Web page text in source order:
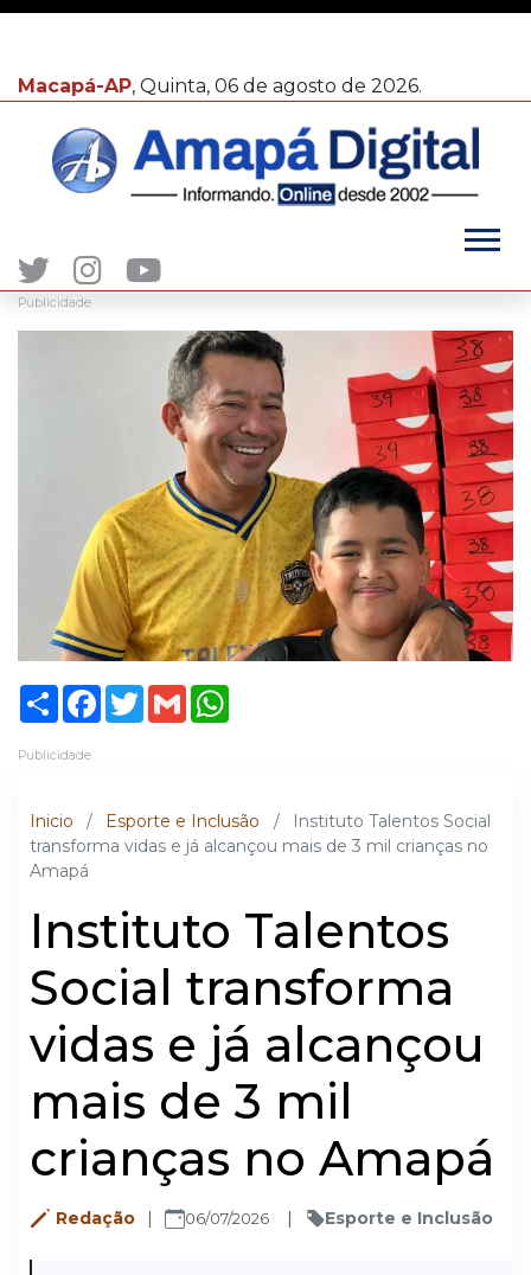
Macapá-AP, Quinta, 06 de agosto de 2026.
Publicidade
ShareFacebook
TwitterGmail
Publicidade
Inicio / Esporte e Inclusão /
Instituto Talentos Social
transforma vidas e já alcançou mais de 3 mil crianças no
Amapá
Instituto Talentos
Social transforma
vidas e já alcançou
mais de 3 mil
crianças no Amapá
Redação 06/07/2026 Esporte e Inclusão